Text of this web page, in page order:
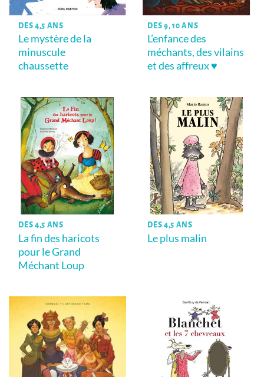
DÈS 4,5 ANS
Le mystère de la
minuscule
chaussette
DÈS 9, 10 ANS
L’enfance des
méchants, des vilains
et des affreux ♥
DÈS 4,5 ANS
La fin des haricots
pour le Grand
Méchant Loup
DÈS 4,5 ANS
Le plus malin